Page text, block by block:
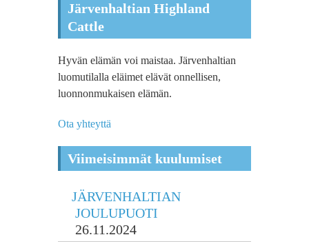
Järvenhaltian Highland
Cattle
Hyvän elämän voi maistaa. Järvenhaltian
luomutilalla eläimet elävät onnellisen,
luonnonmukaisen elämän.
Ota yhteyttä
Viimeisimmät kuulumiset
JÄRVENHALTIAN
JOULUPUOTI
26.11.2024